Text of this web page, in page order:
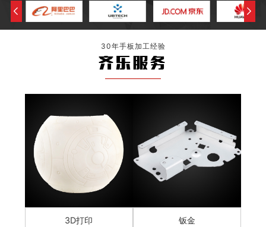
30年手板加工经验
齐乐服务
3D打印 钣金